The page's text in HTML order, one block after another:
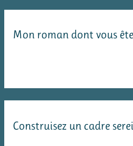
Mon roman dont vous
Construisez un cadre